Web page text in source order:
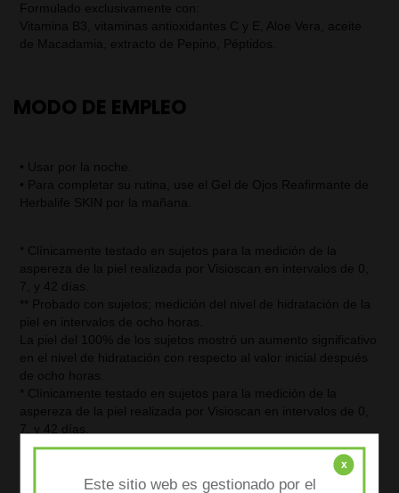
x
Este sitio web es gestionado por el
Formulado exclusivamente con:
Vitamina B3, vitaminas antioxidantes C y E, Aloe Vera, aceite
de Macadamia, extracto de Pepino, Péptidos.
MODO DE EMPLEO
• Usar por la noche.
• Para completar su rutina, use el Gel de Ojos Reafirmante de
Herbalife SKIN por la mañana.
* Clínicamente testado en sujetos para la medición de la
aspereza de la piel realizada por Visioscan en intervalos de 0,
7, y 42 días.
** Probado con sujetos; medición del nivel de hidratación de la
piel en intervalos de ocho horas.
La piel del 100% de los sujetos mostró un aumento significativo
en el nivel de hidratación con respecto al valor inicial después
de ocho horas.
* Clínicamente testado en sujetos para la medición de la
aspereza de la piel realizada por Visioscan en intervalos de 0,
7, y 42 días.
** Probado con sujetos; medición del nivel de hidratación de la
piel en intervalos de ocho horasLa piel del 100% de los sujetos
mostró un aumento significativo en el nivel de hidratación con